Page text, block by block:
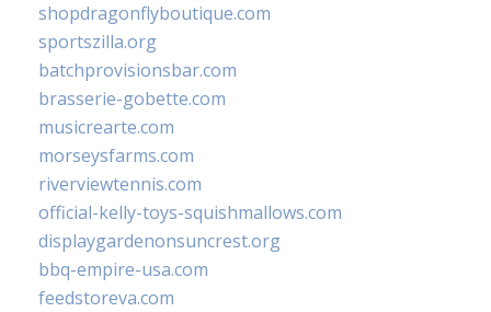
shopdragonflyboutique.com
sportszilla.org
batchprovisionsbar.com
brasserie-gobette.com
musicrearte.com
morseysfarms.com
riverviewtennis.com
official-kelly-toys-squishmallows.com
displaygardenonsuncrest.org
bbq-empire-usa.com
feedstoreva.com